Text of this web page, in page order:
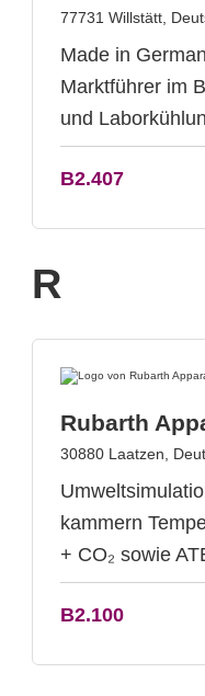
77731 Willstätt,
Made in
Marktführer im
und
B2.407
R
Rubarth
30880 Laatzen,
kammern
+ CO₂ sowie
B2.100